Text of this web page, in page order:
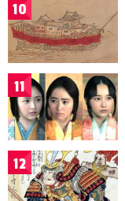
10
11
12